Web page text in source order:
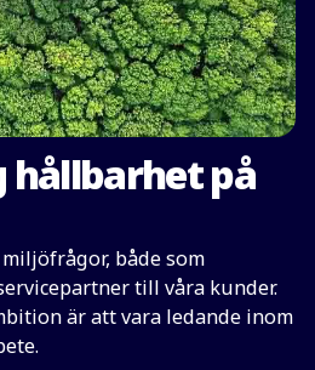
hållbarhet på
både som
till våra kunder.
är att vara ledande inom